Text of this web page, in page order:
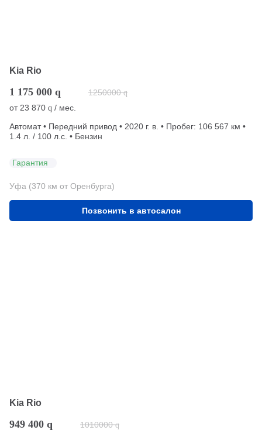
Kia Rio
1 175 000 q 1250000 q
от 23 870 q / мес.
Автомат • Передний привод • 2020 г. в. • Пробег: 106 567 км •
1.4 л. / 100 л.с. • Бензин
Гарантия
Уфа (370 км от Оренбурга)
Позвонить в автосалон
Kia Rio
949 400 q 1010000 q